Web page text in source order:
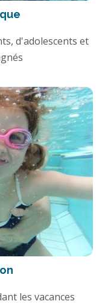
d'adolescents et
les vacances